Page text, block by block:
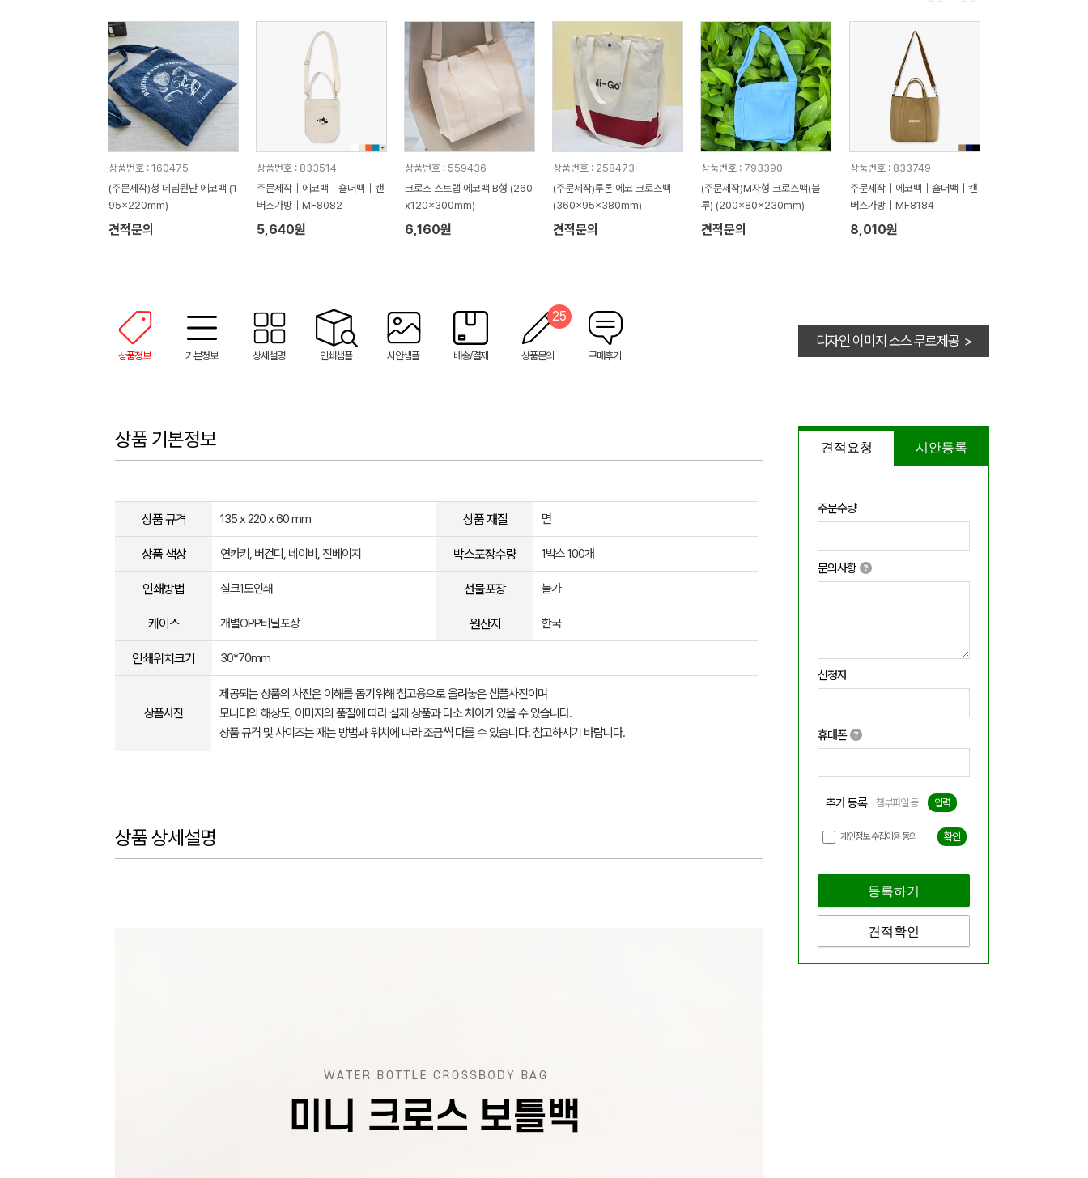
상품번호 : 160475
(주문제작)청 데님원단 에코백 (1
95x220mm)
견적문의
상품번호 : 833514
주문제작｜에코백｜숄더백｜캔
버스가방｜MF8082
5,640원
상품번호 : 559436
크로스 스트랩 에코백 B형 (260
x120x300mm)
6,160원
상품번호 : 258473
(주문제작)투톤 에코 크로스백
(360x95x380mm)
견적문의
상품번호 : 793390
(주문제작)M자형 크로스백(블
루) (200x80x230mm)
견적문의
상품번호 : 833749
주문제작｜에코백｜숄더백｜캔
버스가방｜MF8184
8,010원
상품정보 기본정보 상세설명 인쇄샘플 시안샘플 배송/결제 상품문의
25
구매후기
디자인 이미지 소스 무료제공 >
견적요청 시안등록
주문수량
문의사항
신청자
휴대폰
추가 등록 첨부파일 등 입력
개인정보 수집이용 동의 확인
등록하기
견적확인
상품 기본정보
상품 규격 135 x 220 x 60 mm 상품 재질 면
상품 색상 연카키, 버건디, 네이비, 진베이지 박스포장수량 1박스 100개
인쇄방법 실크1도인쇄 선물포장 불가
케이스 개별OPP비닐포장 원산지 한국
인쇄위치크기 30*70mm
상품사진
제공되는 상품의 사진은 이해를 돕기위해 참고용으로 올려놓은 샘플사진이며
모니터의 해상도, 이미지의 품질에 따라 실제 상품과 다소 차이가 있을 수 있습니다.
상품 규격 및 사이즈는 재는 방법과 위치에 따라 조금씩 다를 수 있습니다. 참고하시기 바랍니다.
상품 상세설명